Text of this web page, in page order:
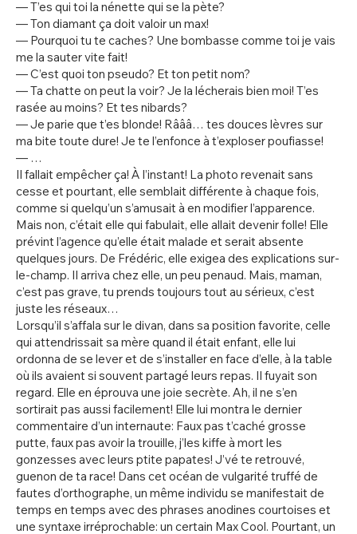
— T’es qui toi la nénette qui se la pète?
— Ton diamant ça doit valoir un max!
— Pourquoi tu te caches? Une bombasse comme toi je vais
me la sauter vite fait!
— C’est quoi ton pseudo? Et ton petit nom?
— Ta chatte on peut la voir? Je la lécherais bien moi! T’es
rasée au moins? Et tes nibards?
— Je parie que t’es blonde! Râââ… tes douces lèvres sur
ma bite toute dure! Je te l’enfonce à t’exploser poufiasse!
— …
Il fallait empêcher ça! À l’instant! La photo revenait sans
cesse et pourtant, elle semblait différente à chaque fois,
comme si quelqu’un s’amusait à en modifier l’apparence.
Mais non, c’était elle qui fabulait, elle allait devenir folle! Elle
prévint l’agence qu’elle était malade et serait absente
quelques jours. De Frédéric, elle exigea des explications sur-
le-champ. Il arriva chez elle, un peu penaud. Mais, maman,
c’est pas grave, tu prends toujours tout au sérieux, c’est
juste les réseaux…
Lorsqu’il s’affala sur le divan, dans sa position favorite, celle
qui attendrissait sa mère quand il était enfant, elle lui
ordonna de se lever et de s’installer en face d’elle, à la table
où ils avaient si souvent partagé leurs repas. Il fuyait son
regard. Elle en éprouva une joie secrète. Ah, il ne s’en
sortirait pas aussi facilement! Elle lui montra le dernier
commentaire d’un internaute: Faux pas t’caché grosse
putte, faux pas avoir la trouille, j’les kiffe à mort les
gonzesses avec leurs ptite papates! J’vé te retrouvé,
guenon de ta race! Dans cet océan de vulgarité truffé de
fautes d’orthographe, un même individu se manifestait de
temps en temps avec des phrases anodines courtoises et
une syntaxe irréprochable: un certain Max Cool. Pourtant, un